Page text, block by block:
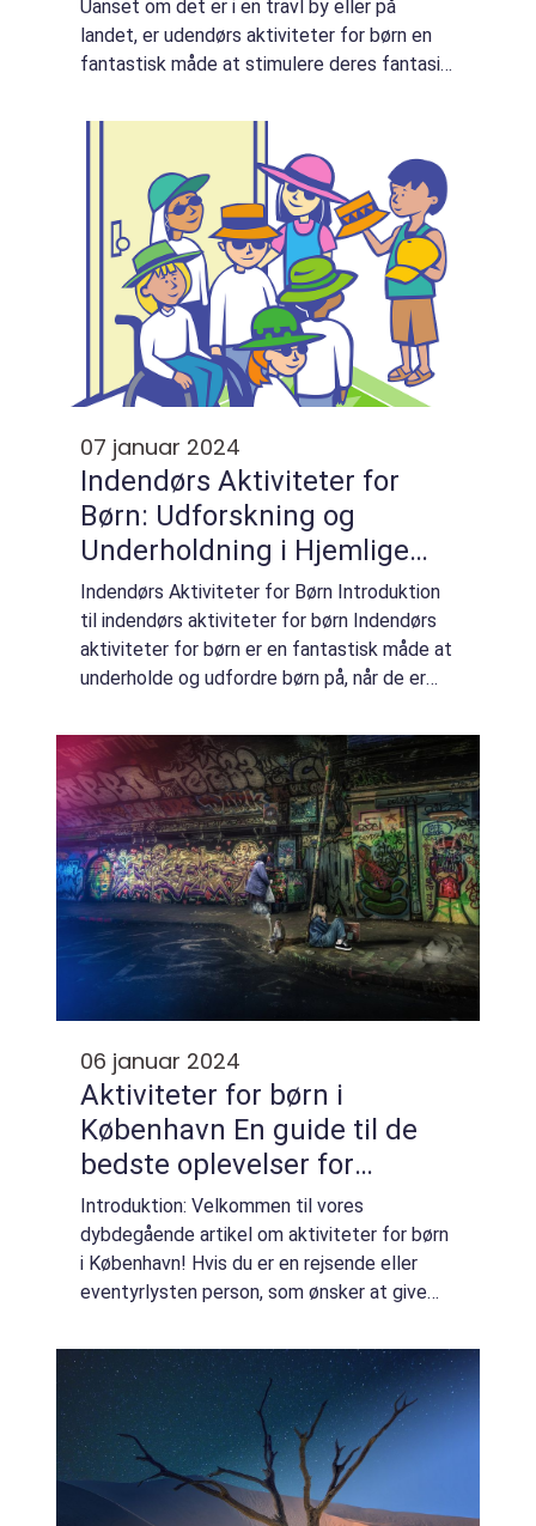
Uanset om det er i en travl by eller på
landet, er udendørs aktiviteter for børn en
fantastisk måde at stimulere deres fantasi
Dette er også en fantastisk mulighe...
07 januar 2024
Indendørs Aktiviteter for
Børn: Udforskning og
Underholdning i Hjemlige
Rammer
Indendørs Aktiviteter for Børn Introduktion
til indendørs aktiviteter for børn Indendørs
aktiviteter for børn er en fantastisk måde at
underholde og udfordre børn på, når de er
dårligt vejr, sygdom eller andre ...
06 januar 2024
Aktiviteter for børn i
København En guide til de
bedste oplevelser for
familiens yngste
medlemmer
Introduktion: Velkommen til vores
dybdegående artikel om aktiviteter for børn
i København! Hvis du er en rejsende eller
eventyrlysten person, som ønsker at give
du kommet til det rette sted. København er
en ...